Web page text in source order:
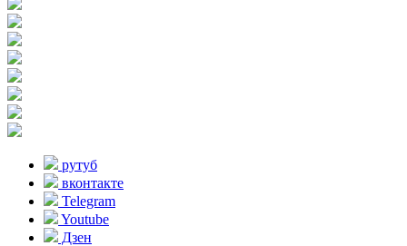
рутуб
вконтакте
Telegram
Youtube
Дзен